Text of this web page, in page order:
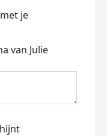
je
van Julie